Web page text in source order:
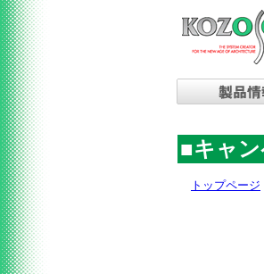
■キャ
トップページ